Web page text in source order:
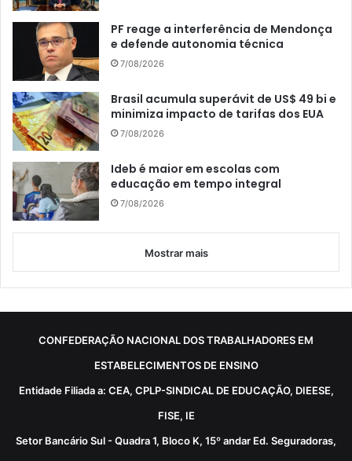
PF reage a interferência de Mendonça
e defende autonomia técnica
7/08/2026
Brasil acumula superávit de US$ 49 bi e
minimiza impacto de tarifas dos EUA
7/08/2026
Ideb é maior em escolas com
educação em tempo integral
7/08/2026
Mostrar mais
CONFEDERAÇÃO NACIONAL DOS TRABALHADORES EM
ESTABELECIMENTOS DE ENSINO
Entidade Filiada a: CEA, CPLP-SINDICAL DE EDUCAÇÃO, DIEESE,
FISE, IE
Setor Bancário Sul - Quadra 1, Bloco K, 15º andar Ed. Seguradoras,